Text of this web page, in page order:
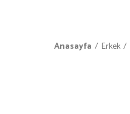
Anasayfa Erkek